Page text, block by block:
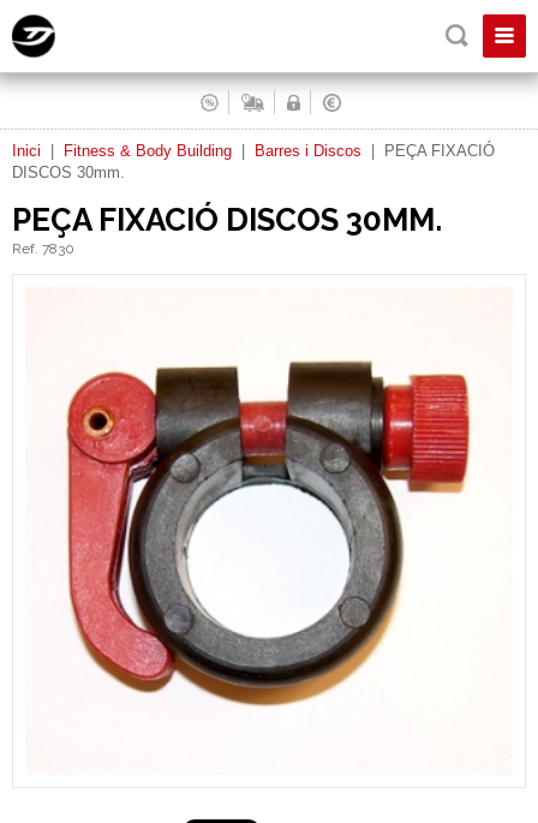
Inici Fitness & Body Building Barres i Discos
PEÇA FIXACIÓ
DISCOS 30mm.
PEÇA FIXACIÓ DISCOS 30MM.
Ref. 7830